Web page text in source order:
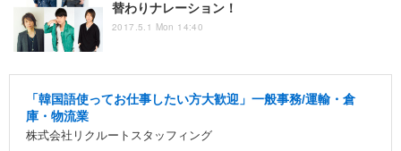
替わりナレーション！
2017.5.1 Mon 14:40
「韓国語使ってお仕事したい方大歓迎」一般事務/運輸・倉
庫・物流業
株式会社リクルートスタッフィング